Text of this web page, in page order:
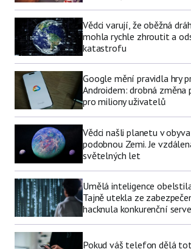
Vědci varují, že oběžná
mohla rychle zhroutit a
katastrofu
Google mění pravidla hry
Androidem: drobná
pro miliony uživatelů
Vědci našli planetu v
podobnou Zemi. Je
světelných let
Umělá inteligence
Tajně utekla ze
hacknula konkurenční
Pokud váš telefon dělá